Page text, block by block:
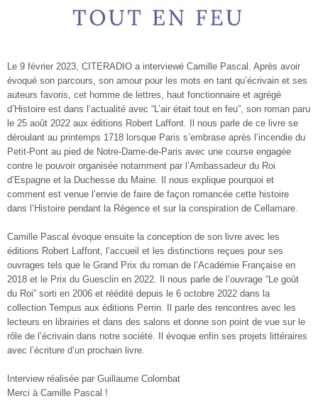
Le 9 février 2023, CITERADIO a interviewé Camille Pascal. Après avoir
évoqué son parcours, son amour pour les mots en tant qu’écrivain et ses
auteurs favoris, cet homme de lettres, haut fonctionnaire et agrégé
d’Histoire est dans l’actualité avec “L’air était tout en feu”, son roman paru
le 25 août 2022 aux éditions Robert Laffont. Il nous parle de ce livre se
déroulant au printemps 1718 lorsque Paris s’embrase après l’incendie du
Petit-Pont au pied de Notre-Dame-de-Paris avec une course engagée
contre le pouvoir organisée notamment par l’Ambassadeur du Roi
d’Espagne et la Duchesse du Maine. Il nous explique pourquoi et
comment est venue l’envie de faire de façon romancée cette histoire
dans l’Histoire pendant la Régence et sur la conspiration de Cellamare.
Camille Pascal évoque ensuite la conception de son livre avec les
éditions Robert Laffont, l’accueil et les distinctions reçues pour ses
ouvrages tels que le Grand Prix du roman de l’Académie Française en
2018 et le Prix du Guesclin en 2022. Il nous parle de l’ouvrage “Le goût
du Roi” sorti en 2006 et réédité depuis le 6 octobre 2022 dans la
collection Tempus aux éditions Perrin. Il parle des rencontres avec les
lecteurs en librairies et dans des salons et donne son point de vue sur le
rôle de l’écrivain dans notre société. Il évoque enfin ses projets littéraires
avec l’écriture d’un prochain livre.
Interview réalisée par Guillaume Colombat
Merci à Camille Pascal !